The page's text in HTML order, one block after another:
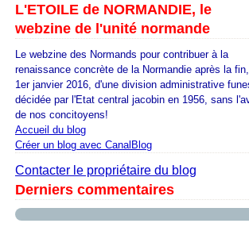
L'ETOILE de NORMANDIE, le
webzine de l'unité normande
Le webzine des Normands pour contribuer à la
renaissance concrète de la Normandie après la
1er janvier 2016, d'une division administrative
décidée par l'Etat central jacobin en 1956, sans
de nos concitoyens!
Accueil du blog
Créer un blog avec CanalBlog
Contacter le propriétaire du blog
Derniers commentaires